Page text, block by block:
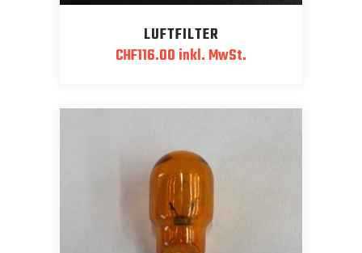
LUFTFILTER
CHF116.00 inkl. MwSt.